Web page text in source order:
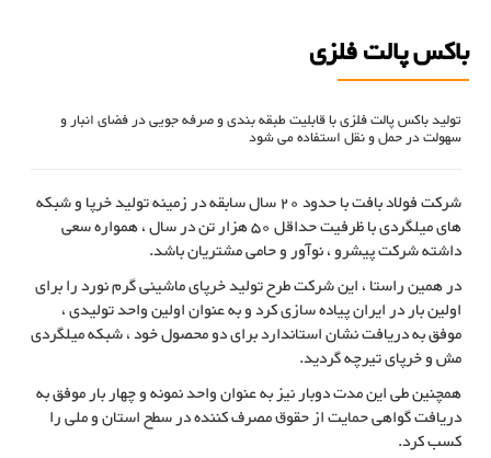
باکس پالت فلزی
تولید باکس پالت فلزی با قابلیت طبقه بندی و صرفه جویی در فضای انبار و
سهولت در حمل و نقل استفاده می شود
شرکت فولاد بافت با حدود 20 سال سابقه در زمینه تولید خرپا و شبکه
های میلگردی با ظرفیت حداقل 50 هزار تن در سال ، همواره سعی
داشته شرکت پیشرو ، نوآور و حامی مشتریان باشد.
در همین راستا ، این شرکت طرح تولید خرپای ماشینی گرم نورد را برای
اولین بار در ایران پیاده سازی کرد و به عنوان اولین واحد تولیدی ،
موفق به دریافت نشان استاندارد برای دو محصول خود ، شبکه میلگردی
مش و خرپای تیرچه گردید.
همچنین طی این مدت دوبار نیز به عنوان واحد نمونه و چهار بار موفق به
دریافت گواهی حمایت از حقوق مصرف کننده در سطح استان و ملی را
کسب کرد.